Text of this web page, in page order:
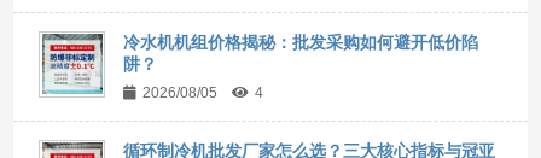
冷水机机组价格揭秘：批发采购如何避开低价陷
阱？
2026/08/05 4
循环制冷机批发厂家怎么选？三大核心指标与冠亚